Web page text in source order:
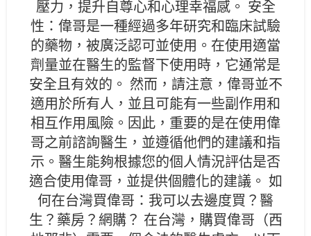
壓力，提升自尊心和心理幸福感。 安全
性：偉哥是一種經過多年研究和臨床試驗
的藥物，被廣泛認可並使用。在使用適當
劑量並在醫生的監督下使用時，它通常是
安全且有效的。 然而，請注意，偉哥並不
適用於所有人，並且可能有一些副作用和
相互作用風險。因此，重要的是在使用偉
哥之前諮詢醫生，並遵循他們的建議和指
示。醫生能夠根據您的個人情況評估是否
適合使用偉哥，並提供個體化的建議。 如
何在台灣買偉哥：我可以去邊度買？醫
生？藥房？網購？ 在台灣，購買偉哥（西